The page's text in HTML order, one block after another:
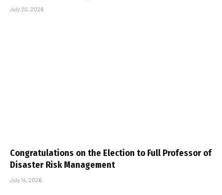
July 20, 2026
Congratulations on the Election to Full Professor of
Disaster Risk Management
July 14, 2026